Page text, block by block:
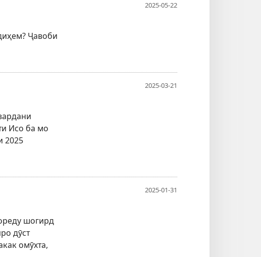
2025-05-22
Ҷавоби
2025-03-21
Исо ба мо
2025
2025-01-31
шогирд
дӯст
омӯхта,